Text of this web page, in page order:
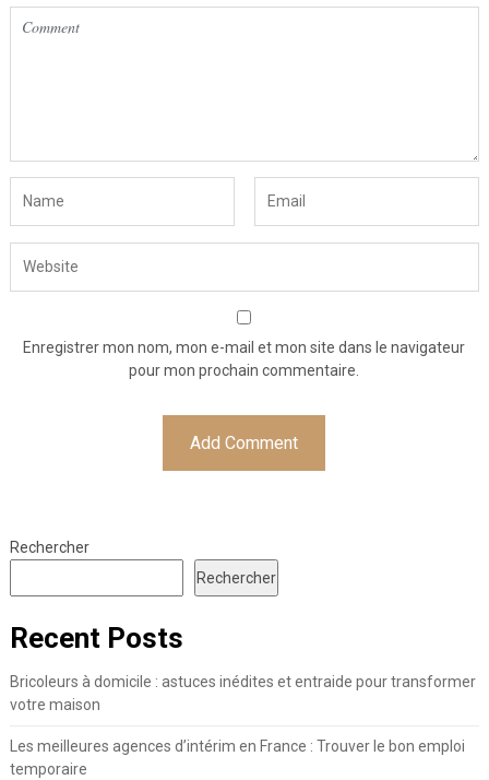
Enregistrer mon nom, mon e-mail et mon site dans le navigateur
pour mon prochain commentaire.
Rechercher
Rechercher
Recent Posts
Bricoleurs à domicile : astuces inédites et entraide pour transformer
votre maison
Les meilleures agences d’intérim en France : Trouver le bon emploi
temporaire